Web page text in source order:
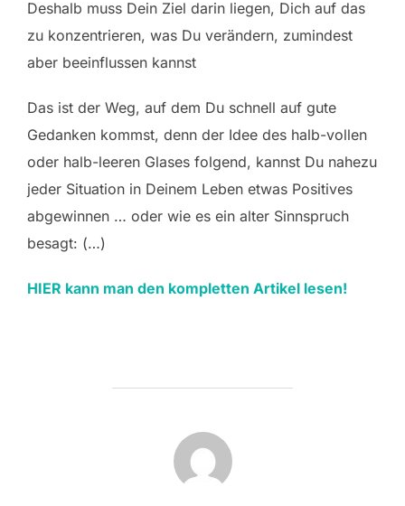
Deshalb muss Dein Ziel darin liegen, Dich auf das
zu konzentrieren, was Du verändern, zumindest
aber beeinflussen kannst
Das ist der Weg, auf dem Du schnell auf gute
Gedanken kommst, denn der Idee des halb-vollen
oder halb-leeren Glases folgend, kannst Du nahezu
jeder Situation in Deinem Leben etwas Positives
abgewinnen … oder wie es ein alter Sinnspruch
besagt: (…)
HIER kann man den kompletten Artikel lesen!
BEITRAGSAUTOR